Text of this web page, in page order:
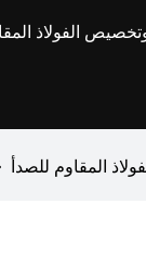
المقاوم للصدأ